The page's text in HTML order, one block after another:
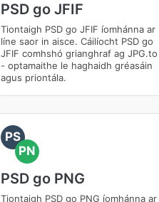
PSD go JFIF
Tiontaigh PSD go JFIF íomhánna ar
líne saor in aisce. Cáilíocht PSD go
JFIF comhshó grianghraf ag JPG.to
- optamaithe le haghaidh gréasáin
agus priontála.
PS
PN
PSD go PNG
Tiontaigh PSD go PNG íomhánna ar